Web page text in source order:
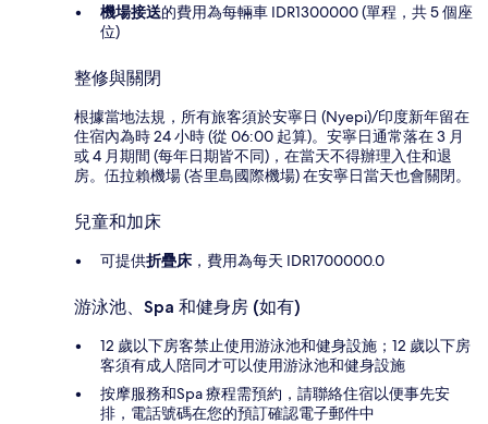
機場接送的費用為每輛車 IDR1300000 (單程，共 5 個座
位)
整修與關閉
根據當地法規，所有旅客須於安寧日 (Nyepi)/印度新年留在
住宿內為時 24 小時 (從 06:00 起算)。安寧日通常落在 3 月
或 4 月期間 (每年日期皆不同)，在當天不得辦理入住和退
房。伍拉賴機場 (峇里島國際機場) 在安寧日當天也會關閉。
兒童和加床
可提供折疊床 ，費用為每天 IDR1700000.0
游泳池、Spa 和健身房 (如有)
12 歲以下房客禁止使用游泳池和健身設施；12 歲以下房
客須有成人陪同才可以使用游泳池和健身設施
按摩服務和Spa 療程需預約，請聯絡住宿以便事先安
排，電話號碼在您的預訂確認電子郵件中